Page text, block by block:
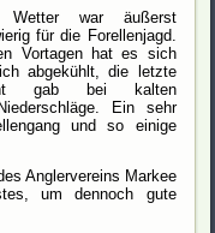
Wetter war äußerst
für die Forellenjagd.
Vortagen hat es sich
abgekühlt, die letzte
gab bei kalten
Ein sehr
und so einige
Anglervereins Markee
um dennoch gute